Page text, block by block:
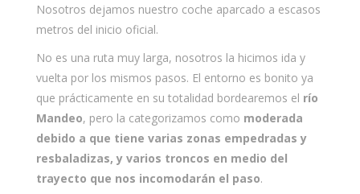
Nosotros dejamos nuestro coche aparcado a escasos
metros del inicio oficial.
No es una ruta muy larga, nosotros la hicimos ida y
vuelta por los mismos pasos. El entorno es bonito ya
que prácticamente en su totalidad bordearemos el río
Mandeo, pero la categorizamos como moderada
debido a que tiene varias zonas empedradas y
resbaladizas, y varios troncos en medio del
trayecto que nos incomodarán el paso.